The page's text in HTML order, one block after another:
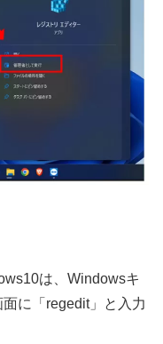
は、Windowsキ
に「regedit」と入力